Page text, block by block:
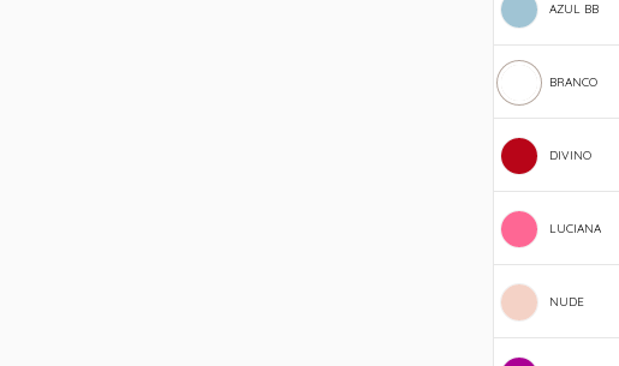
AZUL BB
BRANCO
DIVINO
LUCIANA
NUDE